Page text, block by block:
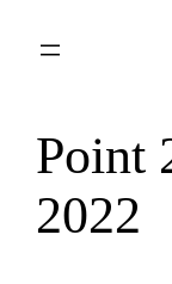
Point
2022